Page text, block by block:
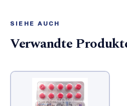
SIEHE AUCH
Verwandte